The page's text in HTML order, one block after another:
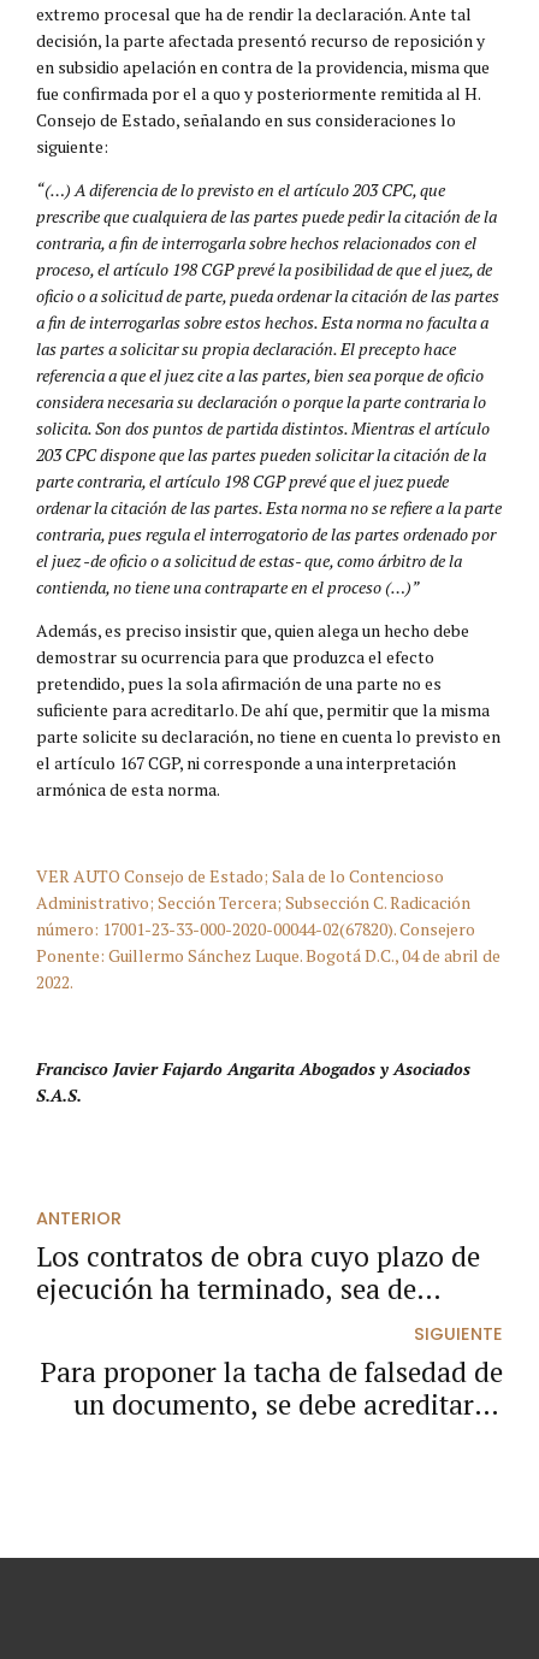
extremo procesal que ha de rendir la declaración. Ante tal
decisión, la parte afectada presentó recurso de reposición y
en subsidio apelación en contra de la providencia, misma que
fue confirmada por el a quo y posteriormente remitida al H.
Consejo de Estado, señalando en sus consideraciones lo
siguiente:
“(…) A diferencia de lo previsto en el artículo 203 CPC, que
prescribe que cualquiera de las partes puede pedir la citación de la
contraria, a fin de interrogarla sobre hechos relacionados con el
proceso, el artículo 198 CGP prevé la posibilidad de que el juez, de
oficio o a solicitud de parte, pueda ordenar la citación de las partes
a fin de interrogarlas sobre estos hechos. Esta norma no faculta a
las partes a solicitar su propia declaración. El precepto hace
referencia a que el juez cite a las partes, bien sea porque de oficio
considera necesaria su declaración o porque la parte contraria lo
solicita. Son dos puntos de partida distintos. Mientras el artículo
203 CPC dispone que las partes pueden solicitar la citación de la
parte contraria, el artículo 198 CGP prevé que el juez puede
ordenar la citación de las partes. Esta norma no se refiere a la parte
contraria, pues regula el interrogatorio de las partes ordenado por
el juez -de oficio o a solicitud de estas- que, como árbitro de la
contienda, no tiene una contraparte en el proceso (…)”
Además, es preciso insistir que, quien alega un hecho debe
demostrar su ocurrencia para que produzca el efecto
pretendido, pues la sola afirmación de una parte no es
suficiente para acreditarlo. De ahí que, permitir que la misma
parte solicite su declaración, no tiene en cuenta lo previsto en
el artículo 167 CGP, ni corresponde a una interpretación
armónica de esta norma.
VER AUTO Consejo de Estado; Sala de lo Contencioso
Administrativo; Sección Tercera; Subsección C. Radicación
número: 17001-23-33-000-2020-00044-02(67820). Consejero
Ponente: Guillermo Sánchez Luque. Bogotá D.C., 04 de abril de
2022.
Francisco Javier Fajardo Angarita Abogados y Asociados
S.A.S.
ANTERIOR
Los contratos de obra cuyo plazo de
ejecución ha terminado, sea de
anticipada, no son objeto de reporte
ni verificación para efectos del
“Formato 5 Capacidad Residual-
SIGUIENTE
Para proponer la tacha de falsedad de
un documento, se debe acreditar el